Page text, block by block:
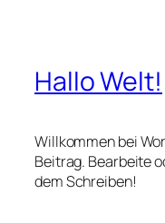
Hallo Welt!
Willkommen bei
Beitrag. Bearbeite
dem Schreiben!